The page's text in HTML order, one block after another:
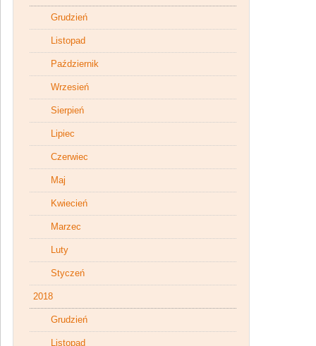
Grudzień
Listopad
Październik
Wrzesień
Sierpień
Lipiec
Czerwiec
Maj
Kwiecień
Marzec
Luty
Styczeń
2018
Grudzień
Listopad